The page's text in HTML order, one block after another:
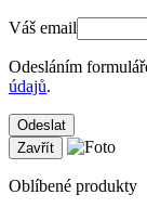
Váš email
Odesláním
údajů.
Odeslat
Zavřít
Oblíbené produkty